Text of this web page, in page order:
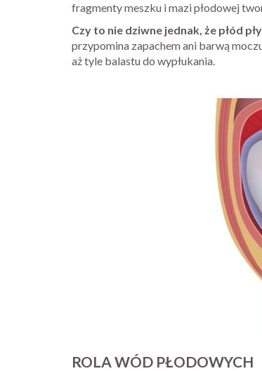
fragmenty meszku i mazi płodowej
Czy to nie dziwne jednak, że płód
przypomina zapachem ani barwą
aż tyle balastu do wypłukania.
ROLA WÓD PŁODOWYCH